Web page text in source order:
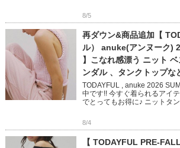
8/5
再ダウン&商品追加【
ル） anuke(アンヌーク)
】こなれ感漂う ニット
ンダル 、タンクトップ
TODAYFUL , anuke 2026
中です!! 今すぐ着られるアイ
でとってもお得に♪ ニットタ
8/4
【 TODAYFUL PRE-